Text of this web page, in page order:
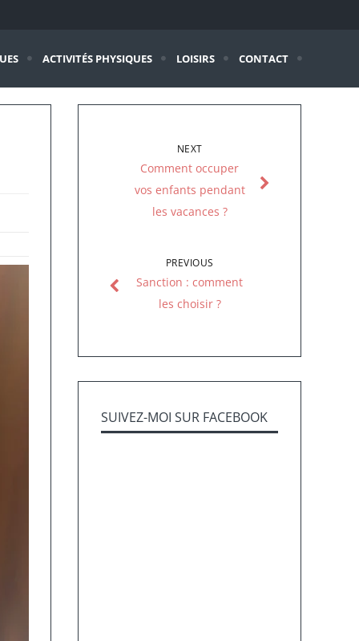
ACTIVITÉS PHYSIQUES LOISIRS CONTACT
NEXT
Comment occuper
vos enfants pendant
les vacances ?
PREVIOUS
Sanction : comment
les choisir ?
SUIVEZ-MOI SUR FACEBOOK